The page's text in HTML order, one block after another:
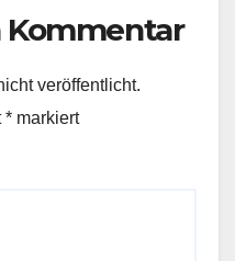
Kommentar
veröffentlicht.
* markiert